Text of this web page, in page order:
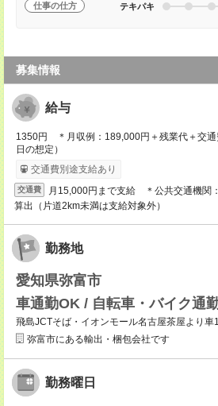
仕事の仕方 テキパキ
募集情報
給与
1350円 ＊月収例：189,000円＋残業代＋交
日の想定）
交通費別途支給あり
交通費
月15,000円まで支給 ＊公共交通機関
算出（片道2km未満は支給対象外）
勤務地
愛知県弥富市
車通勤OK / 自転車・バイク通
飛島JCTそば・イオンモール名古屋茶屋より
弥富市にある輸出・梱包会社です
勤務曜日